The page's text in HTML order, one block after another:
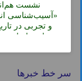
نشست
«آسیب‌شناسی
و تجربی در
معاصر ایران»
سر خط خبرها